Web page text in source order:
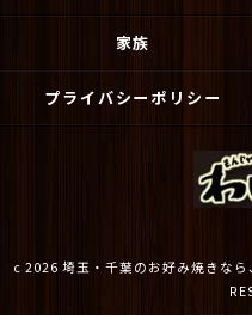
家族
プライバシーポリシー
c 2026 埼玉・千葉のお好み焼きな